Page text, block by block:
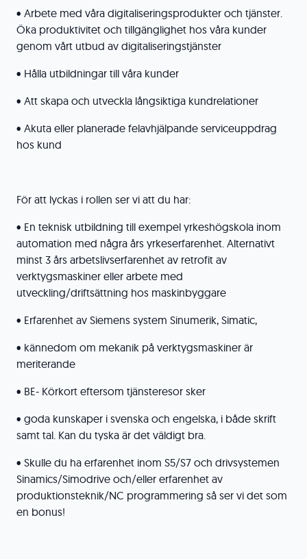
• Arbete med våra digitaliseringsprodukter och tjänster.
Öka produktivitet och tillgänglighet hos våra kunder
genom vårt utbud av digitaliseringstjänster
• Hålla utbildningar till våra kunder
• Att skapa och utveckla långsiktiga kundrelationer
• Akuta eller planerade felavhjälpande serviceuppdrag
hos kund
För att lyckas i rollen ser vi att du har:
• En teknisk utbildning till exempel yrkeshögskola inom
automation med några års yrkeserfarenhet. Alternativt
minst 3 års arbetslivserfarenhet av retrofit av
verktygsmaskiner eller arbete med
utveckling/driftsättning hos maskinbyggare
• Erfarenhet av Siemens system Sinumerik, Simatic,
• kännedom om mekanik på verktygsmaskiner är
meriterande
• BE- Körkort eftersom tjänsteresor sker
• goda kunskaper i svenska och engelska, i både skrift
samt tal. Kan du tyska är det väldigt bra.
• Skulle du ha erfarenhet inom S5/S7 och drivsystemen
Sinamics/Simodrive och/eller erfarenhet av
produktionsteknik/NC programmering så ser vi det som
en bonus!